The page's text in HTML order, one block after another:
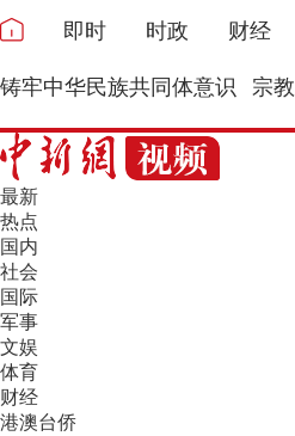
即时 时政 财经
铸牢中华民族共同体意识 宗教
最新
热点
国内
社会
国际
军事
文娱
体育
财经
港澳台侨